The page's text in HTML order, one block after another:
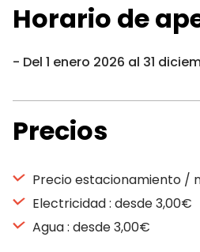
Horario de
Del 1 enero 2026 al 31
Precios
Precio estacionamiento /
Electricidad : desde 3,00€
Agua : desde 3,00€